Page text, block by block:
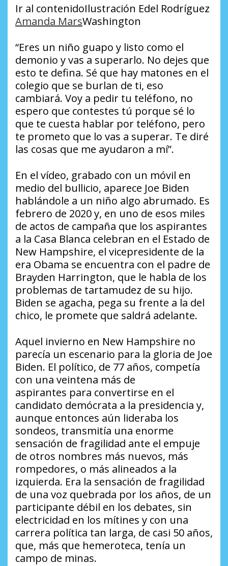
Ir al contenidoIlustración Edel Rodríguez
Amanda MarsWashington
“Eres un niño guapo y listo como el
demonio y vas a superarlo. No dejes que
esto te defina. Sé que hay matones en el
colegio que se burlan de ti, eso
cambiará. Voy a pedir tu teléfono, no
espero que contestes tú porque sé lo
que te cuesta hablar por teléfono, pero
te prometo que lo vas a superar. Te diré
las cosas que me ayudaron a mí”.
En el vídeo, grabado con un móvil en
medio del bullicio, aparece Joe Biden
hablándole a un niño algo abrumado. Es
febrero de 2020 y, en uno de esos miles
de actos de campaña que los aspirantes
a la Casa Blanca celebran en el Estado de
New Hampshire, el vicepresidente de la
era Obama se encuentra con el padre de
Brayden Harrington, que le habla de los
problemas de tartamudez de su hijo.
Biden se agacha, pega su frente a la del
chico, le promete que saldrá adelante.
Aquel invierno en New Hampshire no
parecía un escenario para la gloria de Joe
Biden. El político, de 77 años, competía
con una veintena más de
aspirantes para convertirse en el
candidato demócrata a la presidencia y,
aunque entonces aún lideraba los
sondeos, transmitía una enorme
sensación de fragilidad ante el empuje
de otros nombres más nuevos, más
rompedores, o más alineados a la
izquierda. Era la sensación de fragilidad
de una voz quebrada por los años, de un
participante débil en los debates, sin
electricidad en los mítines y con una
carrera política tan larga, de casi 50 años,
que, más que hemeroteca, tenía un
campo de minas.